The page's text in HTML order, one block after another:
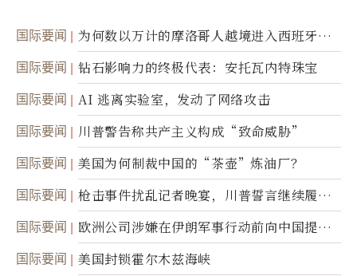
国际要闻
为何数以万计的摩洛哥人越境进入西班牙休
达
国际要闻 钻石影响力的终极代表：安托瓦内特珠宝
国际要闻 AI 逃离实验室，发动了网络攻击
国际要闻 川普警告称共产主义构成“致命威胁”
国际要闻 美国为何制裁中国的“茶壶”炼油厂？
国际要闻
枪击事件扰乱记者晚宴，川普誓言继续履行
职责
国际要闻
欧洲公司涉嫌在伊朗军事行动前向中国提供
美军基地的卫星图像
国际要闻 美国封锁霍尔木兹海峡